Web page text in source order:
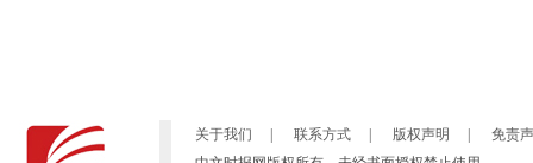
关于我们 联系方式 版权声明
免责